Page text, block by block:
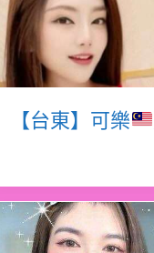
【台東】可樂